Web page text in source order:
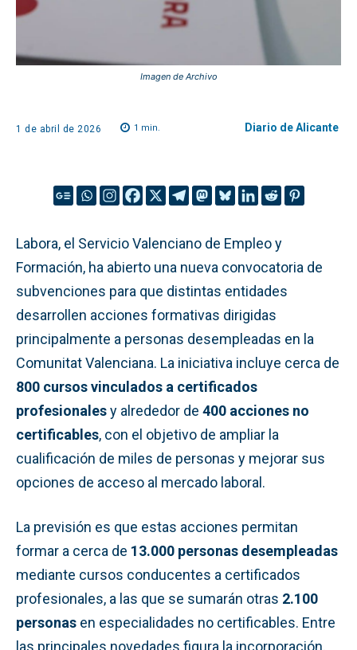
Imagen de Archivo
1 de abril de 2026 1 min. Diario de Alicante
Labora, el Servicio Valenciano de Empleo y
Formación, ha abierto una nueva convocatoria de
subvenciones para que distintas entidades
desarrollen acciones formativas dirigidas
principalmente a personas desempleadas en la
Comunitat Valenciana. La iniciativa incluye cerca de
800 cursos vinculados a certificados
profesionalesy alrededor de 400 acciones no
certificables, con el objetivo de ampliar la
cualificación de miles de personas y mejorar sus
opciones de acceso al mercado laboral.
La previsión es que estas acciones permitan
formar a cerca de 13.000 personas desempleadas
mediante cursos conducentes a certificados
profesionales, a las que se sumarán otras 2.100
personas en especialidades no certificables. Entre
las principales novedades figura la incorporación,